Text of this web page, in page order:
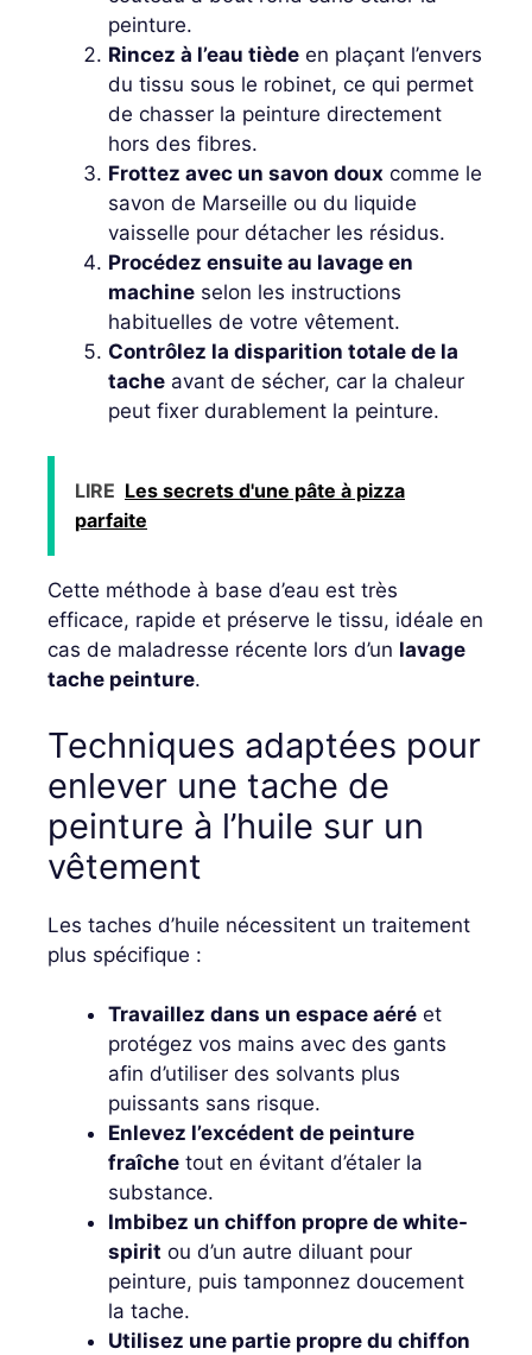
peinture.
Rincez à l’eau tiède en plaçant l’envers
du tissu sous le robinet, ce qui permet
de chasser la peinture directement
hors des fibres.
Frottez avec un savon doux comme le
savon de Marseille ou du liquide
vaisselle pour détacher les résidus.
Procédez ensuite au lavage en
machine selon les instructions
habituelles de votre vêtement.
Contrôlez la disparition totale de la
tache avant de sécher, car la chaleur
peut fixer durablement la peinture.
LIRE Les secrets d'une pâte à pizza
parfaite
Cette méthode à base d’eau est très
efficace, rapide et préserve le tissu, idéale en
cas de maladresse récente lors d’un lavage
tache peinture.
Techniques adaptées pour
enlever une tache de
peinture à l’huile sur un
vêtement
Les taches d’huile nécessitent un traitement
plus spécifique :
Travaillez dans un espace aéré et
protégez vos mains avec des gants
afin d’utiliser des solvants plus
puissants sans risque.
Enlevez l’excédent de peinture
fraîche tout en évitant d’étaler la
substance.
Imbibez un chiffon propre de white-
spirit ou d’un autre diluant pour
peinture, puis tamponnez doucement
la tache.
Utilisez une partie propre du chiffon